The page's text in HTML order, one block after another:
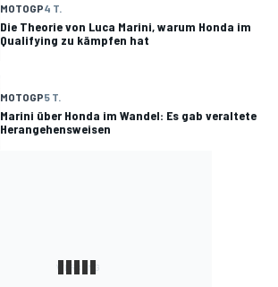
MOTOGP4 T.
Die Theorie von Luca Marini, warum Honda im
Qualifying zu kämpfen hat
MOTOGP5 T.
Marini über Honda im Wandel: Es gab veraltete
Herangehensweisen